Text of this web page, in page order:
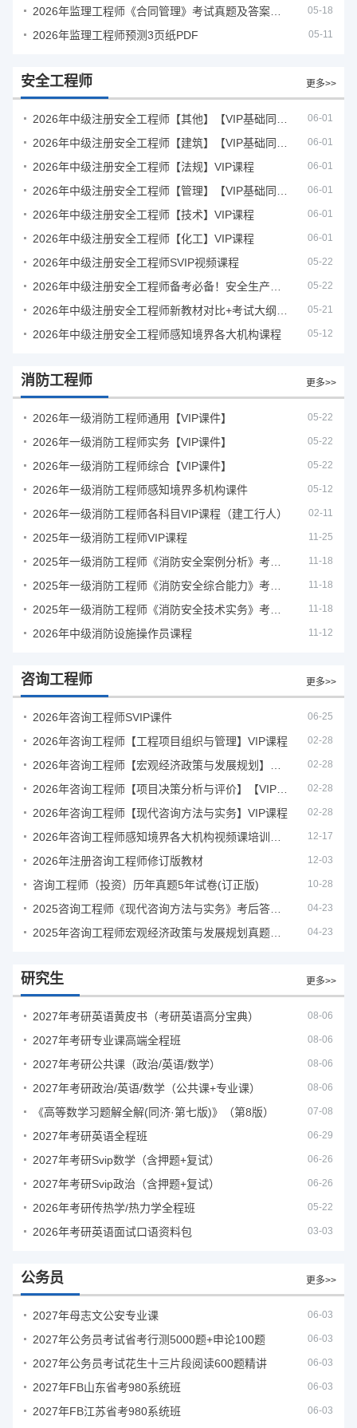
05-18
2026年监理工程师预测3页纸PDF 05-11
安全工程师 更多>>
06-01
06-01
2026年中级注册安全工程师【法规】VIP课程 06-01
06-01
2026年中级注册安全工程师【技术】VIP课程 06-01
2026年中级注册安全工程师【化工】VIP课程 06-01
2026年中级注册安全工程师SVIP视频课程 05-22
05-22
05-21
2026年中级注册安全工程师感知境界各大机构课程 05-12
消防工程师 更多>>
2026年一级消防工程师通用【VIP课件】 05-22
2026年一级消防工程师实务【VIP课件】 05-22
2026年一级消防工程师综合【VIP课件】 05-22
2026年一级消防工程师感知境界多机构课件 05-12
2026年一级消防工程师各科目VIP课程（建工行人） 02-11
2025年一级消防工程师VIP课程 11-25
11-18
11-18
11-18
2026年中级消防设施操作员课程 11-12
咨询工程师 更多>>
2026年咨询工程师SVIP课件 06-25
2026年咨询工程师【工程项目组织与管理】VIP课程 02-28
02-28
02-28
2026年咨询工程师【现代咨询方法与实务】VIP课程 02-28
12-17
2026年注册咨询工程师修订版教材 12-03
咨询工程师（投资）历年真题5年试卷(订正版) 10-28
04-23
04-23
研究生 更多>>
2027年考研英语黄皮书（考研英语高分宝典） 08-06
2027年考研专业课高端全程班 08-06
2027年考研公共课（政治/英语/数学） 08-06
2027年考研政治/英语/数学（公共课+专业课） 08-06
《高等数学习题解全解(同济·第七版)》（第8版） 07-08
2027年考研英语全程班 06-29
2027年考研Svip数学（含押题+复试） 06-26
2027年考研Svip政治（含押题+复试） 06-26
2026年考研传热学/热力学全程班 05-22
2026年考研英语面试口语资料包 03-03
公务员 更多>>
2027年母志文公安专业课 06-03
2027年公务员考试省考行测5000题+申论100题 06-03
2027年公务员考试花生十三片段阅读600题精讲 06-03
2027年FB山东省考980系统班 06-03
2027年FB江苏省考980系统班 06-03